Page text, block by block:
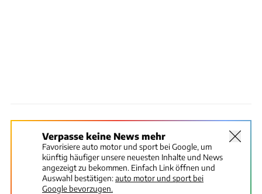
Verpasse keine News mehr
Favorisiere auto motor und sport bei Google, um
künftig häufiger unsere neuesten Inhalte und News
angezeigt zu bekommen. Einfach Link öffnen und
Auswahl bestätigen:auto motor und sport bei
Google bevorzugen.